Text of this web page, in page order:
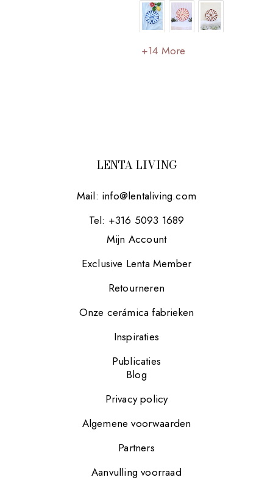
+14 More
LENTA LIVING
Mail: info@lentaliving.com
Tel: +316 5093 1689
Mijn Account
Exclusive Lenta Member
Retourneren
Onze cerámica fabrieken
Inspiraties
Publicaties
Blog
Privacy policy
Algemene voorwaarden
Partners
Aanvulling voorraad